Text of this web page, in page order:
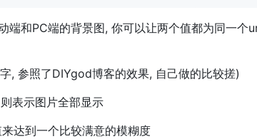
端和PC端的背景图, 你可以让两个值都为同一个
, 参照了DIYgod博客的效果, 自己做的比较搓)
表示图片全部显示
达到一个比较满意的模糊度